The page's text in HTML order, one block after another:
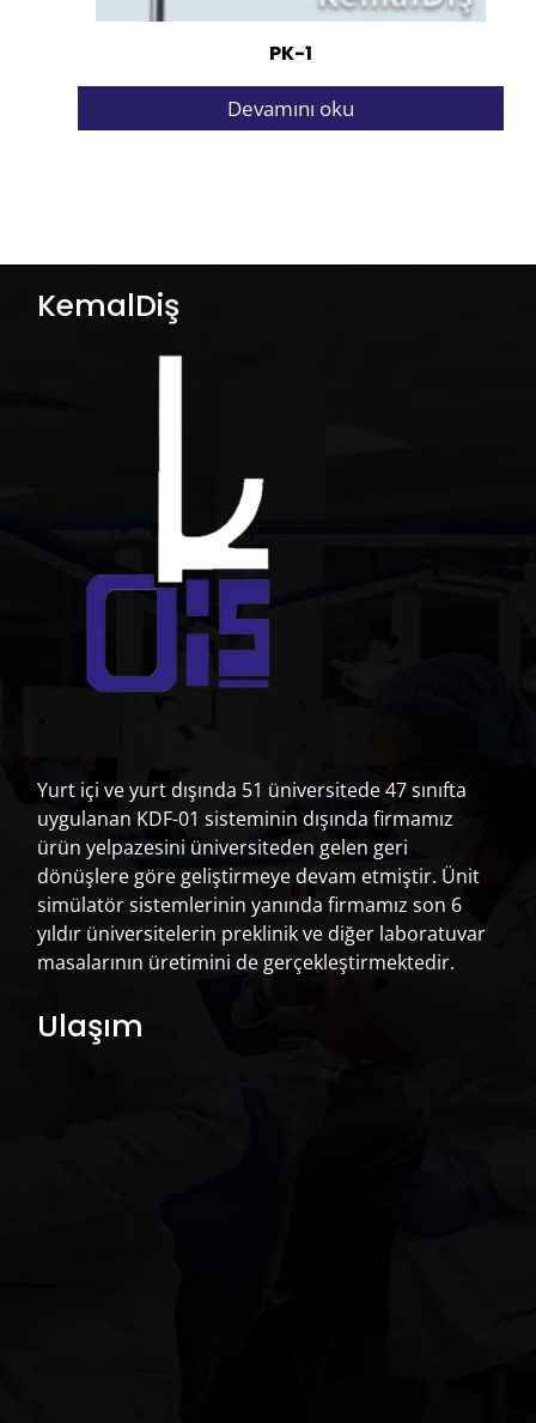
PK-1
Devamını oku
Ürün kategorileri
(12)
Dental Hijyen ve Periodontoloji
Fantom Kafalar(33)
Pediatrik Diş Hekimliği(37)
Preparasyon ve Endodontik Alıştırmalar (89)
Protez Modelleri ve Diş Laboratuvar Modelleri
Standart Model A-3(76)
Standart Model AG-3 (86)
Standart Model ANA-4 (101)
Ürün Ara
KemalDiş
Yurt içi ve yurt dışında 51 üniversitede 47 sınıfta
uygulanan KDF-01 sisteminin dışında firmamız
ürün yelpazesini üniversiteden gelen geri
dönüşlere göre geliştirmeye devam etmiştir. Ünit
simülatör sistemlerinin yanında firmamız son 6
yıldır üniversitelerin preklinik ve diğer laboratuvar
masalarının üretimini de gerçekleştirmektedir.
Ulaşım